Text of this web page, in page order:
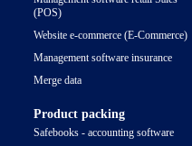
(POS)
Website e-commerce (E-Commerce)
Management software insurance
Merge data
Product packing
Safebooks - accounting software